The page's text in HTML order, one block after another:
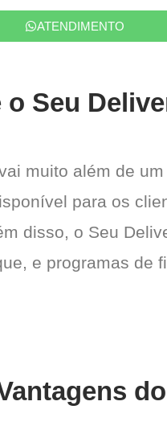
ATENDIMENTO
o Seu
muito além de
para os
disso, o Seu
e programas de